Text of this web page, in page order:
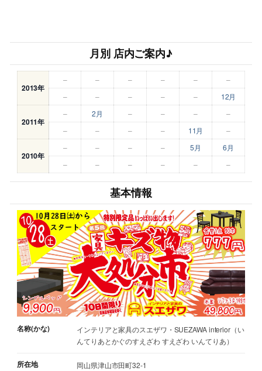
月別 店内ご案内♪
2013年
– – – – –
–
–
– – – – 12月
2011年
– 2月 – – –
–
–
– – – 11月 –
2010年
– – – – 5月
6月
–
– – – – –
基本情報
名称(かな)
インテリアと家具のスエザワ・SUEZAWA interior（い
んてりあとかぐのすえざわ すえざわ いんてりあ）
所在地 岡山県津山市田町32-1